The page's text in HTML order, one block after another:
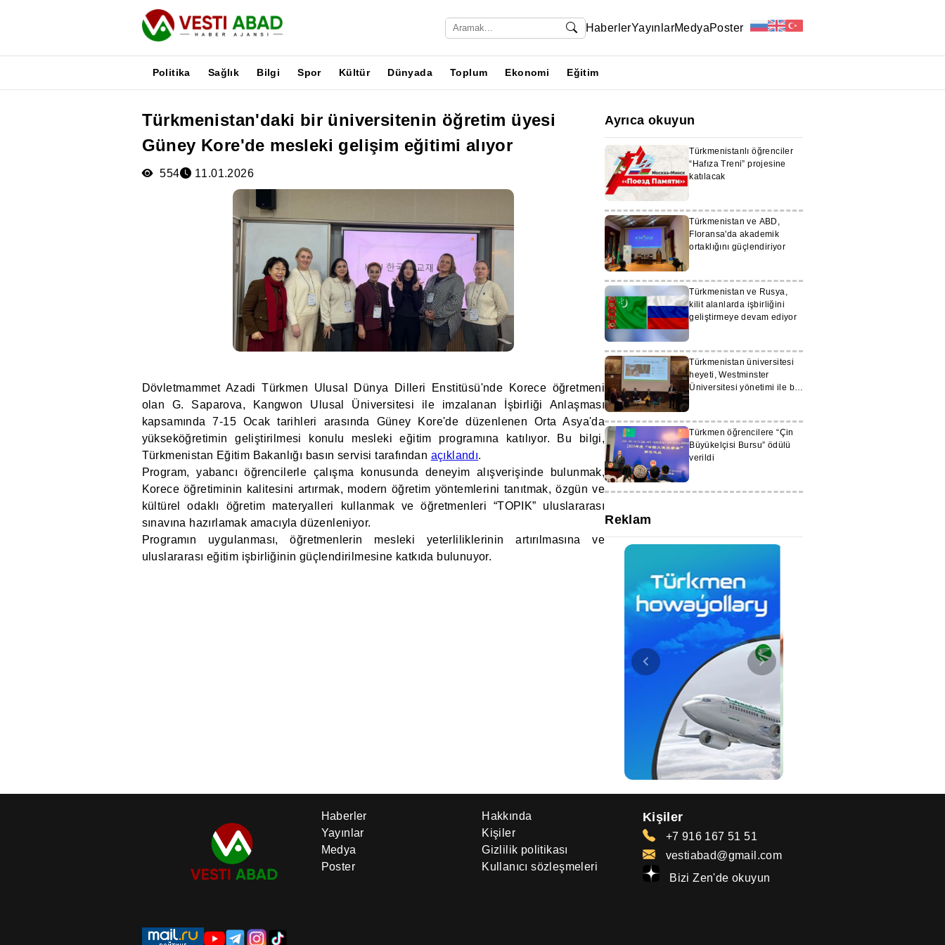
HaberlerYayınlarMedyaPoster
Politika Sağlık Bilgi Spor Kültür Dünyada Toplum Ekonomi Eğitim
Türkmenistan'daki bir üniversitenin öğretim üyesi
Güney Kore'de mesleki gelişim eğitimi alıyor
554 11.01.2026
Dövletmammet Azadi Türkmen Ulusal Dünya Dilleri Enstitüsü'nde Korece öğretmeni
olan G. Saparova, Kangwon Ulusal Üniversitesi ile imzalanan İşbirliği Anlaşması
kapsamında 7-15 Ocak tarihleri arasında Güney Kore'de düzenlenen Orta Asya'da
yükseköğretimin geliştirilmesi konulu mesleki eğitim programına katılıyor. Bu bilgi,
Türkmenistan Eğitim Bakanlığı basın servisi tarafından açıklandı.
Program, yabancı öğrencilerle çalışma konusunda deneyim alışverişinde bulunmak,
Korece öğretiminin kalitesini artırmak, modern öğretim yöntemlerini tanıtmak, özgün ve
kültürel odaklı öğretim materyalleri kullanmak ve öğretmenleri “TOPIK” uluslararası
sınavına hazırlamak amacıyla düzenleniyor.
Programın uygulanması, öğretmenlerin mesleki yeterliliklerinin artırılmasına ve
uluslararası eğitim işbirliğinin güçlendirilmesine katkıda bulunuyor.
Ayrıca okuyun
Türkmenistanlı öğrenciler
“Hafıza Treni” projesine
katılacak
Türkmenistan ve ABD,
Floransa'da akademik
ortaklığını güçlendiriyor
Türkmenistan ve Rusya,
kilit alanlarda işbirliğini
geliştirmeye devam ediyor
Türkmenistan üniversitesi
heyeti, Westminster
Üniversitesi yönetimi ile bir
Türkmen öğrencilere “Çin
Büyükelçisi Bursu” ödülü
verildi
Reklam
Haberler
Yayınlar
Medya
Poster
Hakkında
Kişiler
Gizlilik politikası
Kullanıcı sözleşmeleri
Kişiler
+7 916 167 51 51
vestiabad@gmail.com
Bizi Zen'de okuyun